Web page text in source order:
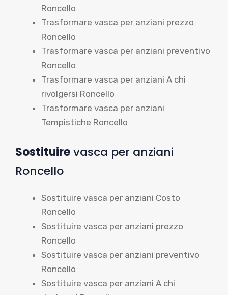
Roncello
Trasformare vasca per anziani prezzo
Roncello
Trasformare vasca per anziani preventivo
Roncello
Trasformare vasca per anziani A chi
rivolgersi Roncello
Trasformare vasca per anziani
Tempistiche Roncello
Sostituirevasca per anziani
Roncello
Sostituire vasca per anziani Costo
Roncello
Sostituire vasca per anziani prezzo
Roncello
Sostituire vasca per anziani preventivo
Roncello
Sostituire vasca per anziani A chi